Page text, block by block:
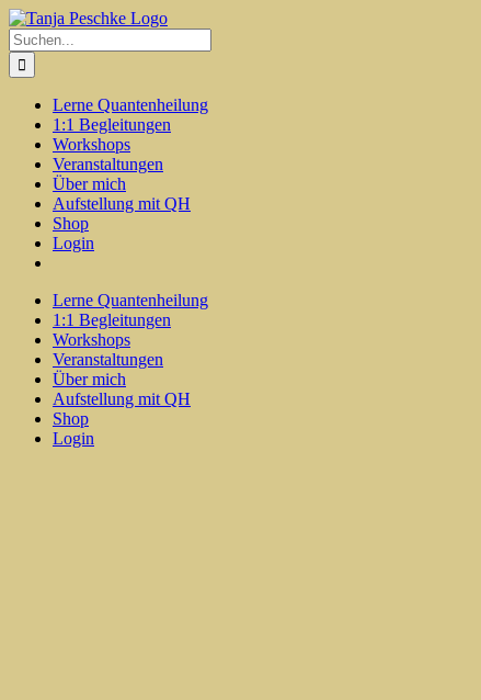
Zum
Inhalt
springen
Suche
nach:
Lerne Quantenheilung
1:1 Begleitungen
Workshops
Veranstaltungen
Über mich
Aufstellung mit QH
Shop
Login
Lerne Quantenheilung
1:1 Begleitungen
Workshops
Veranstaltungen
Über mich
Aufstellung mit QH
Shop
Login